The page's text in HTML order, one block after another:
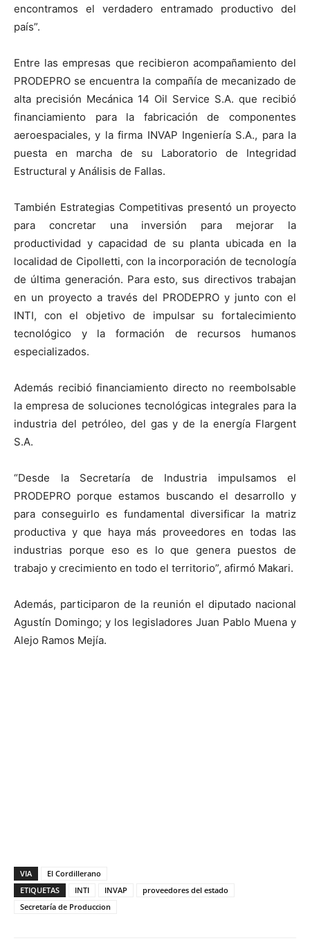
encontramos el verdadero entramado productivo del
país”.
Entre las empresas que recibieron acompañamiento del
PRODEPRO se encuentra la compañía de mecanizado de
alta precisión Mecánica 14 Oil Service S.A. que recibió
financiamiento para la fabricación de componentes
aeroespaciales, y la firma INVAP Ingeniería S.A., para la
puesta en marcha de su Laboratorio de Integridad
Estructural y Análisis de Fallas.
También Estrategias Competitivas presentó un proyecto
para concretar una inversión para mejorar la
productividad y capacidad de su planta ubicada en la
localidad de Cipolletti, con la incorporación de tecnología
de última generación. Para esto, sus directivos trabajan
en un proyecto a través del PRODEPRO y junto con el
INTI, con el objetivo de impulsar su fortalecimiento
tecnológico y la formación de recursos humanos
especializados.
Además recibió financiamiento directo no reembolsable
la empresa de soluciones tecnológicas integrales para la
industria del petróleo, del gas y de la energía Flargent
S.A.
“Desde la Secretaría de Industria impulsamos el
PRODEPRO porque estamos buscando el desarrollo y
para conseguirlo es fundamental diversificar la matriz
productiva y que haya más proveedores en todas las
industrias porque eso es lo que genera puestos de
trabajo y crecimiento en todo el territorio”, afirmó Makari.
Además, participaron de la reunión el diputado nacional
Agustín Domingo; y los legisladores Juan Pablo Muena y
Alejo Ramos Mejía.
VIA
El Cordillerano
ETIQUETAS
INTI INVAP
proveedores del estado
Secretaría de Produccion